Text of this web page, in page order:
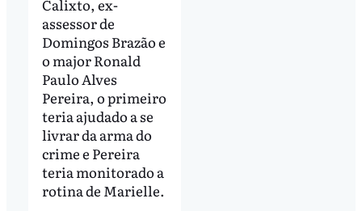
Calixto, ex-
assessor de
Domingos Brazão e
o major Ronald
Paulo Alves
Pereira, o primeiro
teria ajudado a se
livrar da arma do
crime e Pereira
teria monitorado a
rotina de Marielle.